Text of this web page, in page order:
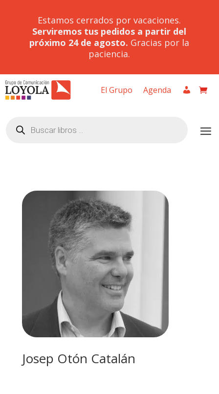
Estamos cerrados por vacaciones.
Serviremos tus pedidos a partir del
próximo 24 de agosto. Gracias por la
paciencia.
El Grupo Agenda
productos
Josep Otón Catalán